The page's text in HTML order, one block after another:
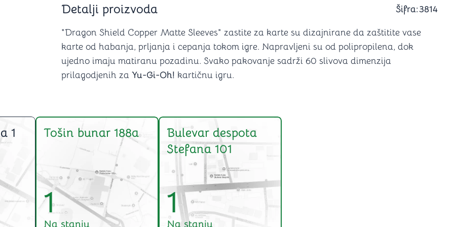
Šah
Domine
4 u 1 igre
Backgammon (Tavla)
Kockice D6 (za Jamb)
Kutijice
Kocke
Stripovi
Detalji proizvoda Šifra:3814
"Dragon Shield Copper Matte Sleeves" zastite za karte su dizajnirane da zaštitite vase
karte od habanja, prljanja i cepanja tokom igre. Napravljeni su od polipropilena, dok
ujedno imaju matiranu pozadinu. Svako pakovanje sadrži 60 slivova dimenzija
prilagodjenih za Yu-Gi-Oh! kartičnu igru.
1 Tošin bunar 188a
1
Na stanju
Bulevar despota
Stefana 101
1
Na stanju